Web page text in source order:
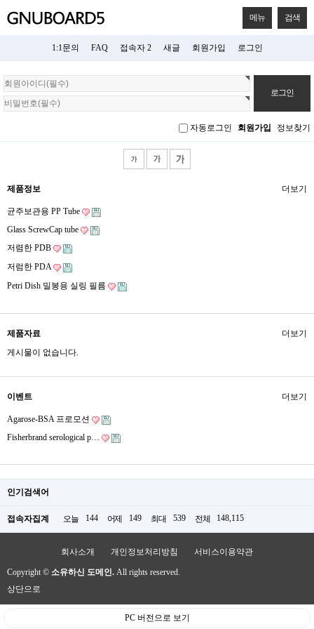
메뉴 검색
1:1문의 FAQ 접속자 2 새글 회원가입 로그인
회
원
로
자동로그인 회원가입 정보찾기
제품정보
균주보관용 PP Tube
Glass ScrewCap tube
저렴한 PDB
저럼한 PDA
Petri Dish 밀봉용 실링 필름
더보기
제품자료
게시물이 없습니다.
더보기
이벤트
Agarose-BSA 프로모션
Fisherbrand serological p…
더보기
인기검색어
접속자집계 오늘 144 어제 149 최대 539 전체 148,115
회사소개 개인정보처리방침 서비스이용약관
Copyright © 소유하신 도메인. All rights reserved.
상단으로
PC 버전으로 보기